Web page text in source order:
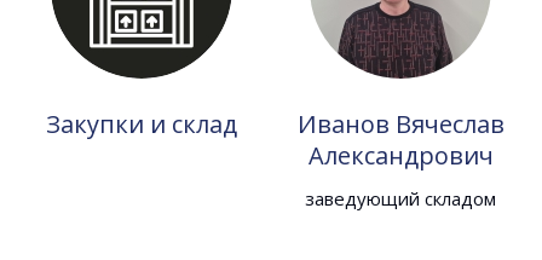
Закупки и склад
Иванов Вячеслав
Александрович
заведующий складом